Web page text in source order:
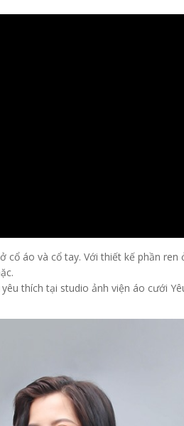
cổ áo và cổ tay. Với thiết kế phần
thích tại studio ảnh viện áo cưới